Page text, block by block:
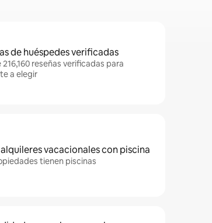
de huéspedes verificadas
216,160 reseñas verificadas para
a elegir
vacacionales con piscina
tienen piscinas